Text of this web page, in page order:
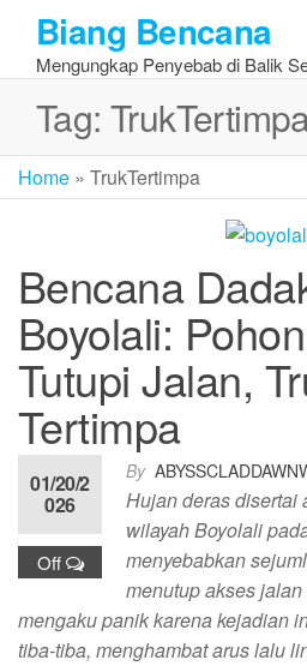
the
content
Biang Bencana
Mengungkap Penyebab di Balik
Tag:
Home » TrukTertimpa
Bencana
Boyolali:
Tutupi Jalan,
Tertimpa
By
01/20/2
026
Off
Hujan deras disertai
wilayah Boyolali
menyebabkan
menutup akses
mengaku panik karena kejadian
tiba-tiba, menghambat arus lalu